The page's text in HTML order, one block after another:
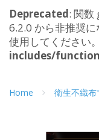
Deprecated: 関数
6.2.0 から非推奨
使用してください
includes/
Home 衛生不織布